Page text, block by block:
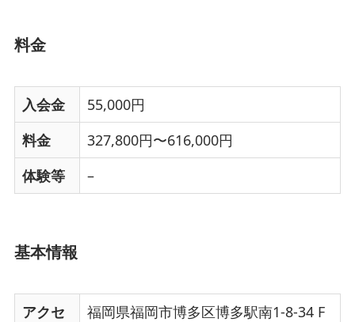
料金
入会金
55,000円
料金
327,800円〜616,000円
体験等
–
基本情報
アクセ
福岡県福岡市博多区博多駅南1-8-34 F